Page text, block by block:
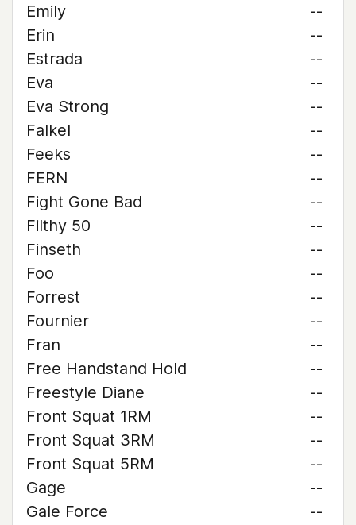
Emily
--
Erin
--
Estrada
--
Eva
--
Eva Strong
--
Falkel
--
Feeks
--
FERN
--
Fight Gone Bad
--
Filthy 50
--
Finseth
--
Foo
--
Forrest
--
Fournier
--
Fran
--
Free Handstand Hold
--
Freestyle Diane
--
Front Squat 1RM
--
Front Squat 3RM
--
Front Squat 5RM
--
Gage
--
Gale Force
--